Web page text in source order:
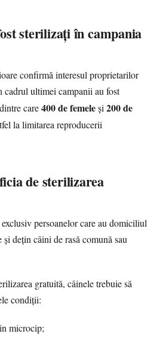
sterilizați în campania
confirmă interesul proprietarilor
cadrul ultimei campanii au fost
care400 de femeleși200 de
la limitarea reproducerii
de sterilizarea
persoanelor care au domiciliul
dețin câini de rasă comună sau
gratuită, câinele trebuie să
condiții:
microcip;